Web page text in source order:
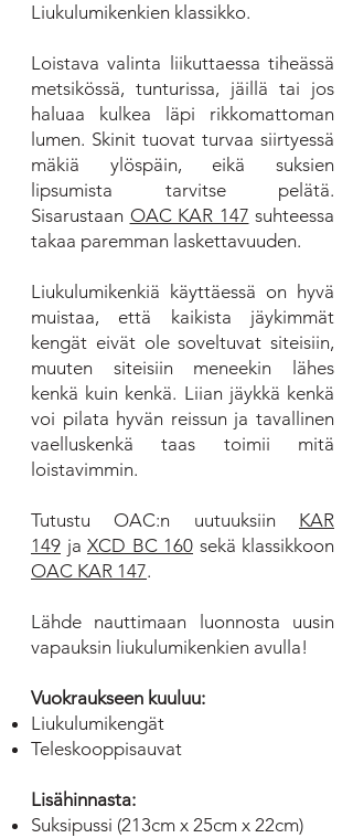
Liukulumikenkien klassikko.
Loistava valinta liikuttaessa tiheässä
metsikössä, tunturissa, jäillä tai jos
haluaa kulkea läpi rikkomattoman
lumen. Skinit tuovat turvaa siirtyessä
mäkiä ylöspäin, eikä suksien
lipsumista tarvitse pelätä.
Sisarustaan OAC KAR 147 suhteessa
takaa paremman laskettavuuden.
Liukulumikenkiä käyttäessä on hyvä
muistaa, että kaikista jäykimmät
kengät eivät ole soveltuvat siteisiin,
muuten siteisiin meneekin lähes
kenkä kuin kenkä. Liian jäykkä kenkä
voi pilata hyvän reissun ja tavallinen
vaelluskenkä taas toimii mitä
loistavimmin.
Tutustu OAC:n uutuuksiin KAR
149 ja XCD BC 160 sekä klassikkoon
OAC KAR 147.
Lähde nauttimaan luonnosta uusin
vapauksin liukulumikenkien avulla!
Vuokraukseen kuuluu:
Liukulumikengät
Teleskooppisauvat
Lisähinnasta:
Suksipussi (213cm x 25cm x 22cm)